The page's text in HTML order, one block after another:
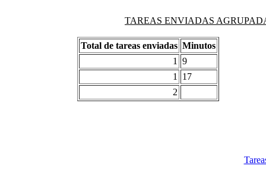
TAREAS ENVIADAS
Total de tareas enviadas Minutos
1
9
1
17
2